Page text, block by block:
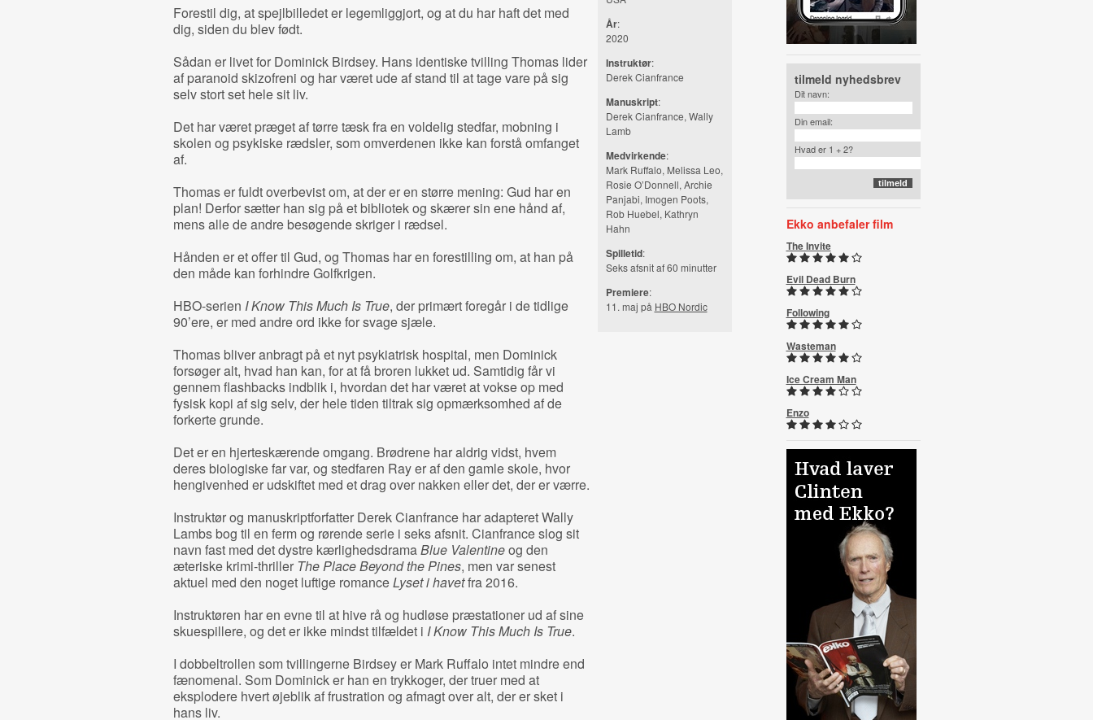
Forestil dig, at spejlbilledet er legemliggjort, og at du har haft det med
dig, siden du blev født.
Sådan er livet for Dominick Birdsey. Hans identiske tvilling Thomas lider
af paranoid skizofreni og har været ude af stand til at tage vare på sig
selv stort set hele sit liv.
Det har været præget af tørre tæsk fra en voldelig stedfar, mobning i
skolen og psykiske rædsler, som omverdenen ikke kan forstå omfanget
af.
Thomas er fuldt overbevist om, at der er en større mening: Gud har en
plan! Derfor sætter han sig på et bibliotek og skærer sin ene hånd af,
mens alle de andre besøgende skriger i rædsel.
Hånden er et offer til Gud, og Thomas har en forestilling om, at han på
den måde kan forhindre Golfkrigen.
HBO-serien I Know This Much Is True, der primært foregår i de tidlige
90’ere, er med andre ord ikke for svage sjæle.
Thomas bliver anbragt på et nyt psykiatrisk hospital, men Dominick
forsøger alt, hvad han kan, for at få broren lukket ud. Samtidig får vi
gennem flashbacks indblik i, hvordan det har været at vokse op med
fysisk kopi af sig selv, der hele tiden tiltrak sig opmærksomhed af de
forkerte grunde.
Det er en hjerteskærende omgang. Brødrene har aldrig vidst, hvem
deres biologiske far var, og stedfaren Ray er af den gamle skole, hvor
hengivenhed er udskiftet med et drag over nakken eller det, der er værre.
Instruktør og manuskriptforfatter Derek Cianfrance har adapteret Wally
Lambs bog til en ferm og rørende serie i seks afsnit. Cianfrance slog sit
navn fast med det dystre kærlighedsdramaBlue Valentineog den
æteriske krimi-thriller The Place Beyond the Pines, men var senest
aktuel med den noget luftige romanceLyset i havetfra 2016.
Instruktøren har en evne til at hive rå og hudløse præstationer ud af sine
skuespillere, og det er ikke mindst tilfældet i I Know This Much Is True.
I dobbeltrollen som tvillingerne Birdsey er Mark Ruffalo intet mindre end
fænomenal. Som Dominick er han en trykkoger, der truer med at
eksplodere hvert øjeblik af frustration og afmagt over alt, der er sket i
hans liv.
År:
2020
Instruktør:
Derek Cianfrance
Manuskript:
Derek Cianfrance, Wally
Lamb
Medvirkende:
Mark Ruffalo, Melissa Leo,
Rosie O’Donnell, Archie
Panjabi, Imogen Poots,
Rob Huebel, Kathryn
Hahn
Spilletid:
Seks afsnit af 60 minutter
Premiere:
11. maj på HBO Nordic
tilmeld nyhedsbrev
Dit navn:
Din email:
Hvad er 1 + 2?
Ekko anbefaler film
The Invite
Evil Dead Burn
Following
Wasteman
Ice Cream Man
Enzo